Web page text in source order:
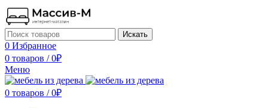
Искать
0 Избранное
0 товаров / 0₽
Меню
0 товаров / 0₽